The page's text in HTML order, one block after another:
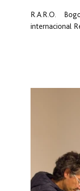
R.A.R.O.
internacional